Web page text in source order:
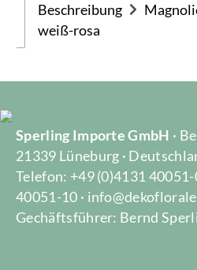
Beschreibung
weiß-rosa
Sperling Importe GmbH ·
21339 Lüneburg ·
Telefon: +49 (0)4131 40051-
40051-10 ·
Gechäftsführer: Bernd